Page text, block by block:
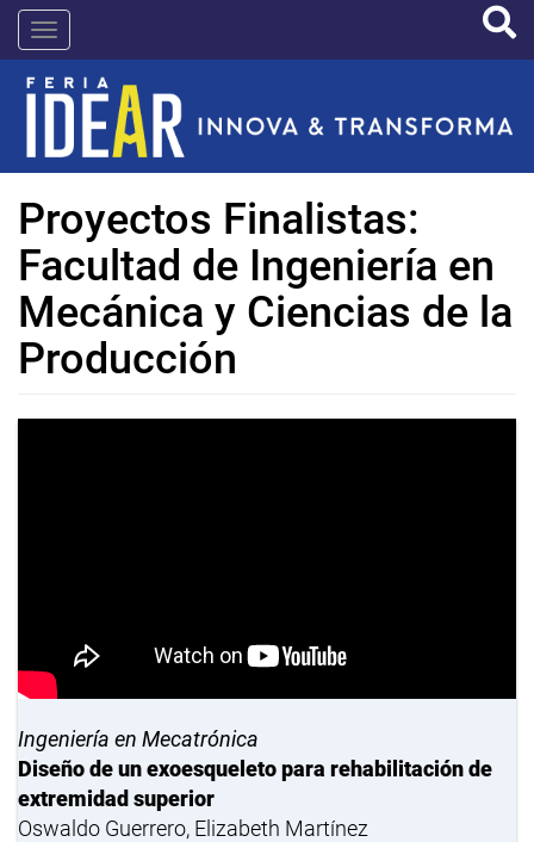
Pasar
contenido
principal
IDEAR
Proyectos Finalistas:
Facultad de Ingeniería en
Mecánica y Ciencias de la
Producción
Ingeniería en Mecatrónica
Diseño de un exoesqueleto para rehabilitación de
extremidad superior
Oswaldo Guerrero, Elizabeth Martínez